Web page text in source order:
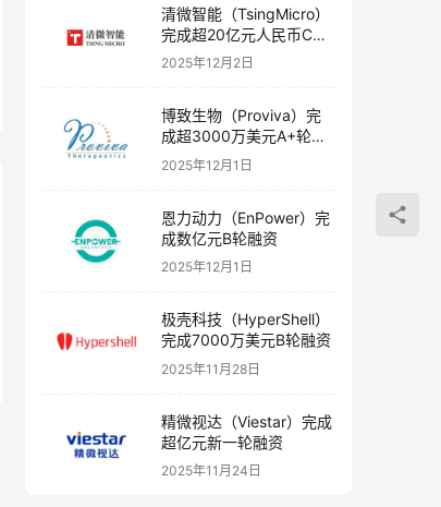
清微智能（TsingMicro）
完成超20亿元人民币C轮
融资
2025年12月2日
博致生物（Proviva）完
成超3000万美元A+轮融
资
2025年12月1日
恩力动力（EnPower）完
成数亿元B轮融资
2025年12月1日
极壳科技（HyperShell）
完成7000万美元B轮融资
2025年11月28日
精微视达（Viestar）完成
超亿元新一轮融资
2025年11月24日